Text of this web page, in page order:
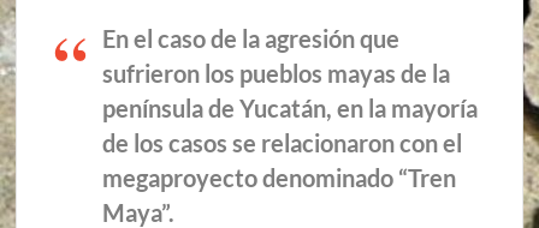
En el caso de la agresión que
sufrieron los pueblos mayas de la
península de Yucatán, en la mayoría
de los casos se relacionaron con el
megaproyecto denominado “Tren
Maya”.